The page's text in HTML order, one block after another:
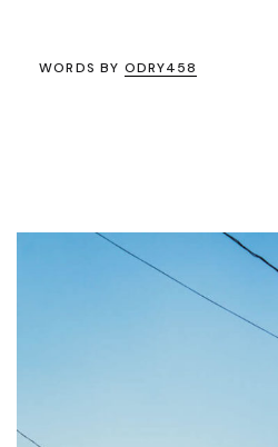
WORDS BY ODRY458